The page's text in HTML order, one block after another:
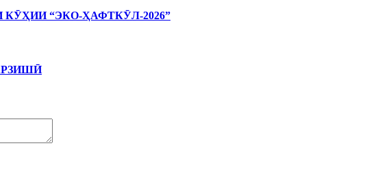
“ЭКО-ҲАФТКӮЛ-2026”